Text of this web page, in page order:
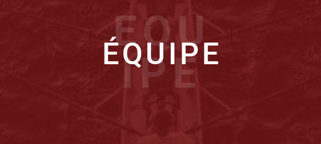
ÉQUIPE
EQU
IPE